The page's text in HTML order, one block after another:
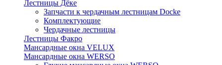
Лестницы Дёке
Запчасти к чердачным лестницам Docke
Комплектующие
Чердачные лестницы
Лестницы Факро
Мансардные окна VELUX
Мансардные окна WERSO